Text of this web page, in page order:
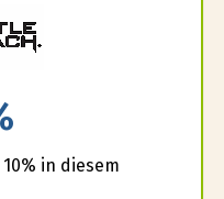
in diesem